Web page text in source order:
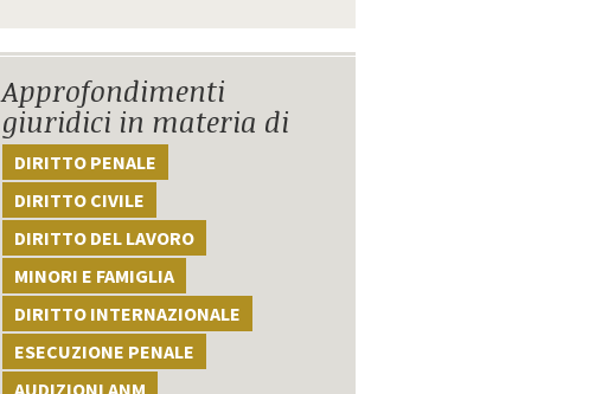
Approfondimenti
giuridici in materia di
DIRITTO PENALE
DIRITTO CIVILE
DIRITTO DEL LAVORO
MINORI E FAMIGLIA
DIRITTO INTERNAZIONALE
ESECUZIONE PENALE
AUDIZIONI ANM